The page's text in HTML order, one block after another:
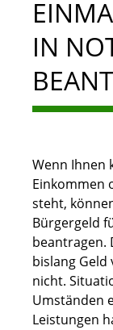
IN
Wenn Ihnen
Einkommen
steht,
Bürgergeld
beantragen.
bislang
nicht.
Umständen
Leistungen